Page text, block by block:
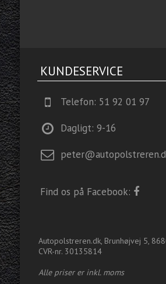
KUNDESERVICE
Telefon: 51 92 01 97
Dagligt: 9-16
Find os på Facebook:
Autopolstreren.dk, Brunhøjvej 5,
CVR-nr. 30135814
Alle priser er inkl. moms